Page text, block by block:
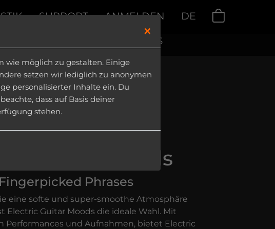
SUPPORT ANMELDEN DE
MY PRODUCTS
Guitar Moods
Phrases
eine softe und super-smoothe Atmosphäre
Electric Guitar Moods die ideale Wahl. Mit
Performances und Aufnahmen, bietet Electric
×
wie möglich zu gestalten. Einige
setzen wir lediglich zu anonymen
personalisierter Inhalte ein. Du
dass auf Basis deiner
stehen.